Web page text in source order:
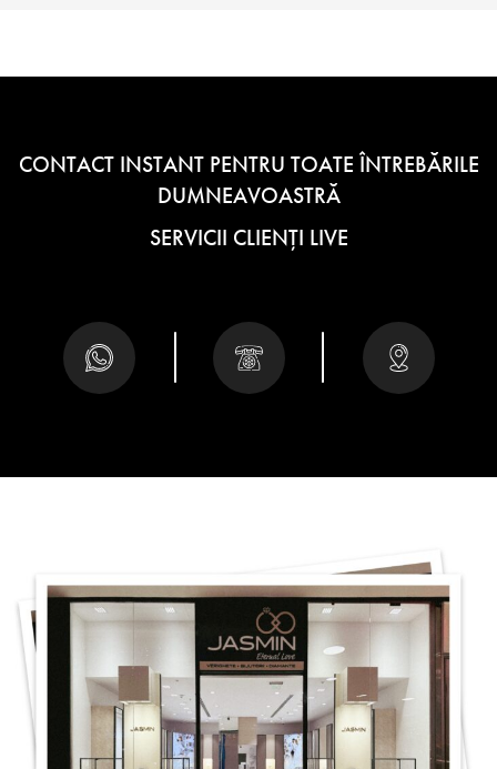
CONTACT INSTANT PENTRU TOATE ÎNTREBĂRILE
DUMNEAVOASTRĂ
SERVICII CLIENȚI LIVE